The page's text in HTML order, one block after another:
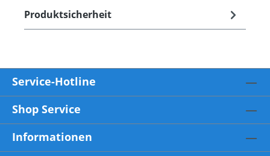
Produktsicherheit
Service-Hotline
Shop Service
Informationen